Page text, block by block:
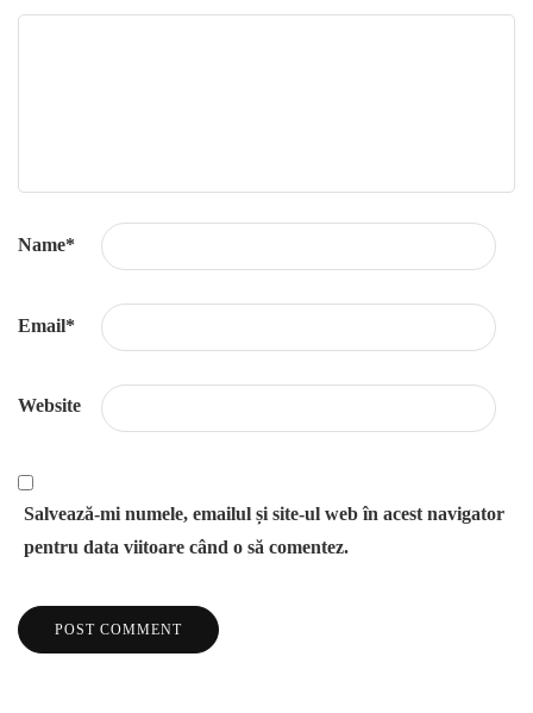
Name*
Email*
Website
Salvează-mi numele, emailul și site-ul web în acest navigator
pentru data viitoare când o să comentez.